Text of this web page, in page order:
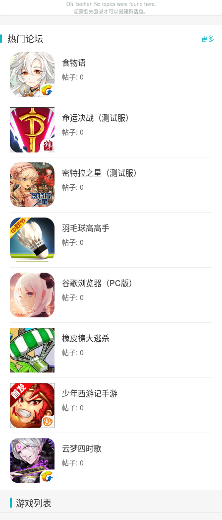
Oh, bother! No topics were found here.
您需要先登录才可以创建新话题。
更多
热门论坛
食物语
帖子: 0
命运决战（测试服）
帖子: 0
密特拉之星（测试服）
帖子: 0
羽毛球高高手
帖子: 0
谷歌浏览器（PC版）
帖子: 0
橡皮擦大逃杀
帖子: 0
少年西游记手游
帖子: 0
云梦四时歌
帖子: 0
游戏列表